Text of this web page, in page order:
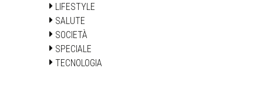
LIFESTYLE
SALUTE
SOCIETÀ
SPECIALE
TECNOLOGIA